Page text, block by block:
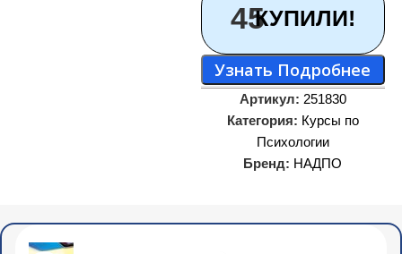
45КУПИЛИ!
Узнать Подробнее
Артикул: 251830
Категория: Курсы по
Психологии
Бренд: НАДПО